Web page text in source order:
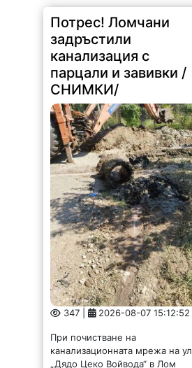
Потрес! Ломчани
задръстили
канализация с
парцали и завивки /
СНИМКИ/
347 | 2026-08-07 15:12:52
При почистване на
канализационната мрежа на ул.
„Дядо Цеко Войвода“ в Лом